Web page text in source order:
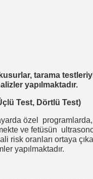
tarama
yapılmaktadır.
Test, Dörtlü Test)
özel
ve fetüsün
oranları ortaya
yapılmaktadır.